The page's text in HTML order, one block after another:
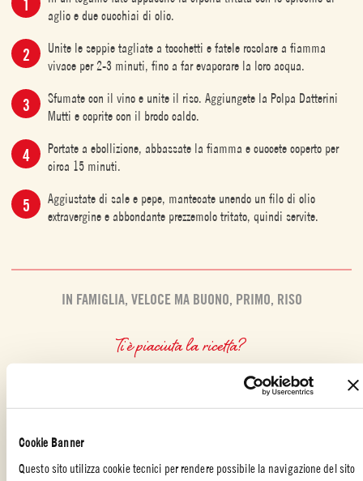
Cookie Banner
Questo sito utilizza cookie tecnici per rendere possibile la navigazione del sito
aglio e due cucchiai di olio.
Unite le seppie tagliate a tocchetti e fatele rosolare a fiamma
vivace per 2-3 minuti, fino a far evaporare la loro acqua.
Sfumate con il vino e unite il riso. Aggiungete la Polpa Datterini
Mutti e coprite con il brodo caldo.
Portate a ebollizione, abbassate la fiamma e cuocete coperto per
circa 15 minuti.
Aggiustate di sale e pepe, mantecate unendo un filo di olio
extravergine e abbondante prezzemolo tritato, quindi servite.
IN FAMIGLIA, VELOCE MA BUONO, PRIMO, RISO
Ti è piaciuta la ricetta?